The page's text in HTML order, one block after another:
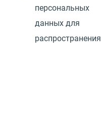
персональных
данных для
распространения